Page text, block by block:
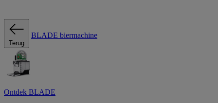
Terug
BLADE biermachine
Ontdek BLADE